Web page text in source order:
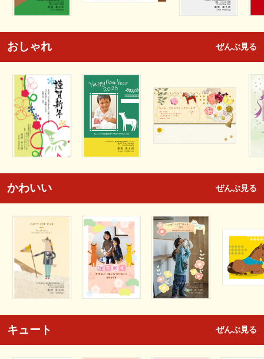
おしゃれ ぜんぶ見る
かわいい ぜんぶ見る
キュート ぜんぶ見る